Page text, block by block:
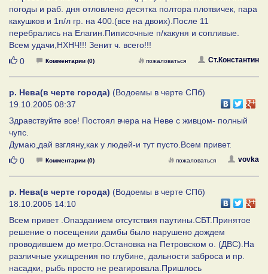
погоды и раб. дня отловлено десятка полтора плотвичек, пара
какушков и 1п/л гр. на 400.(все на двоих).После 11
перебрались на Елагин.Пиписочные п/какуня и сопливые.
Всем удачи,НХНЧ!!! Зенит ч. всего!!!
Нравится
0 Комментарии (0) Ст.Константин
пожаловаться
р. Нева(в черте города) (Водоемы в черте СПб)
19.10.2005 08:37
Здравствуйте все! Постоял вчера на Неве с живцом- полный
чупс.
Думаю,дай взгляну,как у людей-и тут пусто.Всем привет.
Нравится
0 Комментарии (0) vovka
пожаловаться
р. Нева(в черте города) (Водоемы в черте СПб)
18.10.2005 14:10
Всем привет .Опазданием отсутствия паутины.СБТ.Принятое
решение о посещении дамбы было нарушено дождем
проводившем до метро.Остановка на Петровском о. (ДВС).На
различные ухищрения по глубине, дальности заброса и пр.
насадки, рыбь просто не реагировала.Пришлось